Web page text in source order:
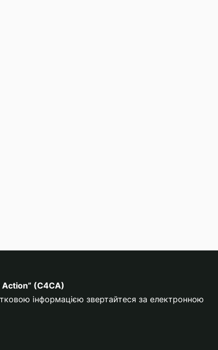
(C4CA)
інформацією звертайтеся за електронною